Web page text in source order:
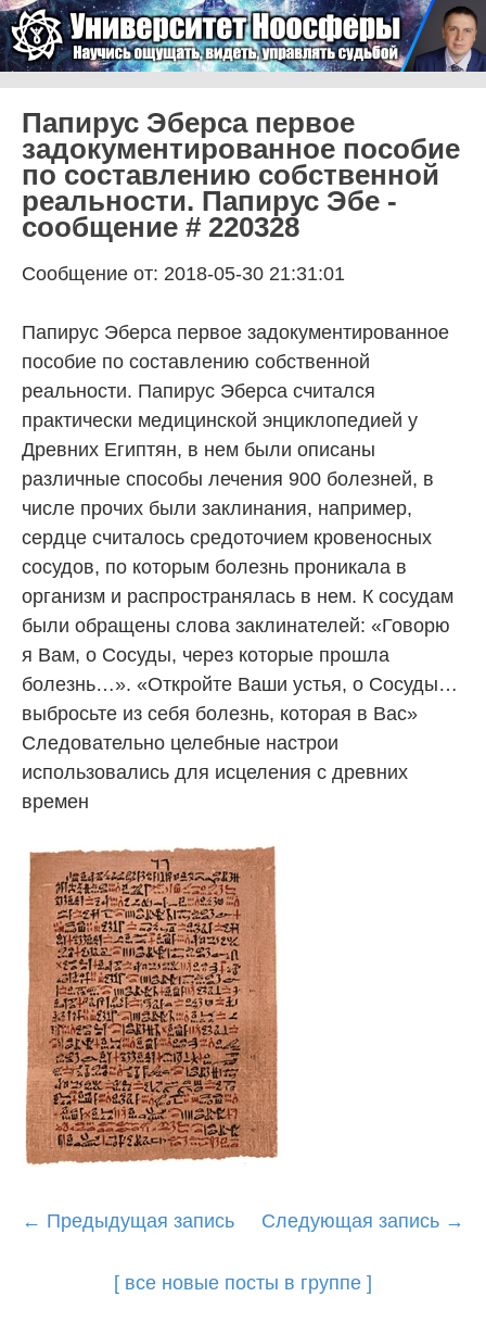
Университет Ноосферы
Папирус Эберса первое
задокументированное пособие
по составлению собственной
реальности. Папирус Эбе -
сообщение # 220328
Сообщение от: 2018-05-30 21:31:01
Папирус Эберса первое задокументированное
пособие по составлению собственной
реальности. Папирус Эберса считался
практически медицинской энциклопедией у
Древних Египтян, в нем были описаны
различные способы лечения 900 болезней, в
числе прочих были заклинания, например,
сердце считалось средоточием кровеносных
сосудов, по которым болезнь проникала в
организм и распространялась в нем. К сосудам
были обращены слова заклинателей: «Говорю
я Вам, о Сосуды, через которые прошла
болезнь…». «Откройте Ваши устья, о Сосуды…
выбросьте из себя болезнь, которая в Вас»
Следовательно целебные настрои
использовались для исцеления с древних
времен
Post
← Предыдущая запись Следующая запись →
[ все новые посты в группе ]